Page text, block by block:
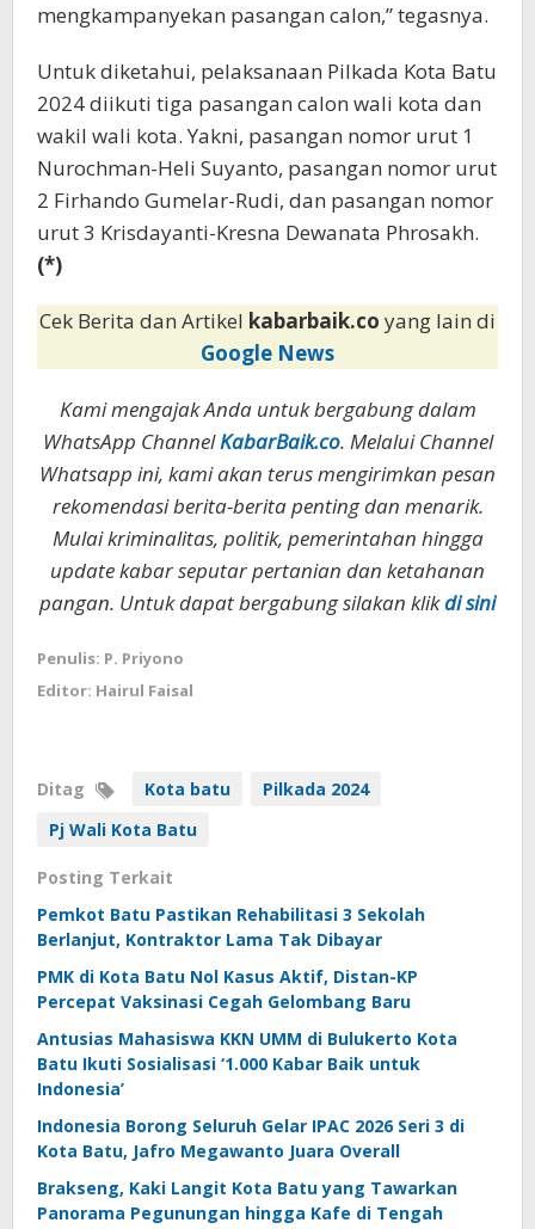
mengkampanyekan pasangan calon,” tegasnya.
Untuk diketahui, pelaksanaan Pilkada Kota Batu
2024 diikuti tiga pasangan calon wali kota dan
wakil wali kota. Yakni, pasangan nomor urut 1
Nurochman-Heli Suyanto, pasangan nomor urut
2 Firhando Gumelar-Rudi, dan pasangan nomor
urut 3 Krisdayanti-Kresna Dewanata Phrosakh.
(*)
Cek Berita dan Artikel kabarbaik.co yang lain di
Google News
Kami mengajak Anda untuk bergabung dalam
WhatsApp ChannelKabarBaik.co. Melalui Channel
Whatsapp ini, kami akan terus mengirimkan pesan
rekomendasi berita-berita penting dan menarik.
Mulai kriminalitas, politik, pemerintahan hingga
update kabar seputar pertanian dan ketahanan
pangan. Untuk dapat bergabung silakan klikdi sini
Penulis: P. Priyono
Editor: Hairul Faisal
Ditag Kota batu
Pilkada 2024
Pj Wali Kota Batu
Posting Terkait
Pemkot Batu Pastikan Rehabilitasi 3 Sekolah
Berlanjut, Kontraktor Lama Tak Dibayar
PMK di Kota Batu Nol Kasus Aktif, Distan-KP
Percepat Vaksinasi Cegah Gelombang Baru
Antusias Mahasiswa KKN UMM di Bulukerto Kota
Batu Ikuti Sosialisasi ‘1.000 Kabar Baik untuk
Indonesia’
Indonesia Borong Seluruh Gelar IPAC 2026 Seri 3 di
Kota Batu, Jafro Megawanto Juara Overall
Brakseng, Kaki Langit Kota Batu yang Tawarkan
Panorama Pegunungan hingga Kafe di Tengah